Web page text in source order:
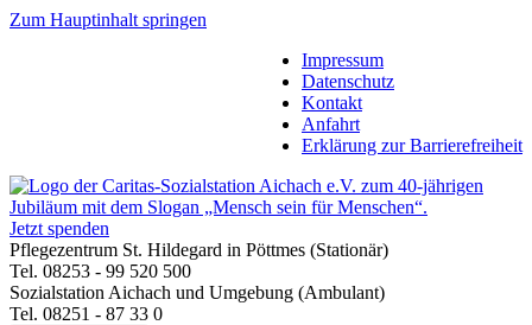
Zum Hauptinhalt springen
Impressum
Datenschutz
Kontakt
Anfahrt
Erklärung zur Barrierefreiheit
Jetzt spenden
Pflegezentrum St. Hildegard in Pöttmes (Stationär)
Tel. 08253 - 99 520 500
Sozialstation Aichach und Umgebung (Ambulant)
Tel. 08251 - 87 33 0